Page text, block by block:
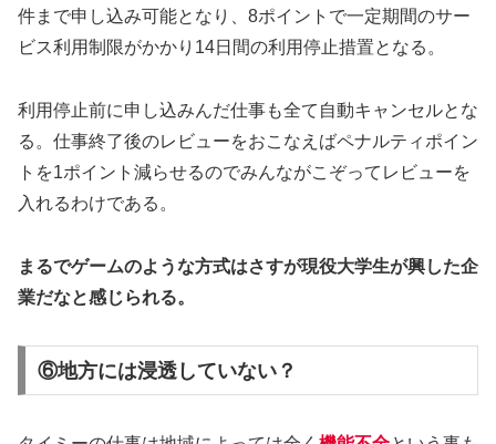
件まで申し込み可能となり、8ポイントで一定期間のサー
ビス利用制限がかかり14日間の利用停止措置となる。
利用停止前に申し込みんだ仕事も全て自動キャンセルとな
る。仕事終了後のレビューをおこなえばペナルティポイン
トを1ポイント減らせるのでみんながこぞってレビューを
入れるわけである。
まるでゲームのような方式はさすが現役大学生が興した企
業だなと感じられる。
⑥地方には浸透していない？